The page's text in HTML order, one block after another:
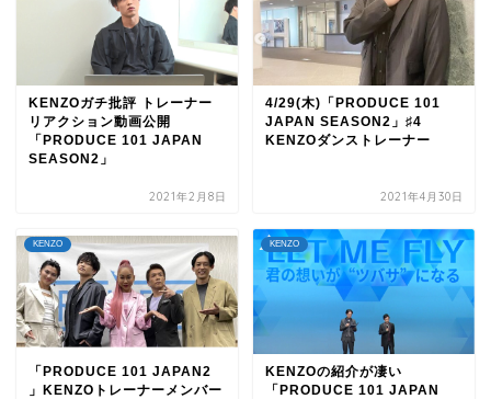
KENZOガチ批評 トレーナー
リアクション動画公開
「PRODUCE 101 JAPAN
SEASON2」
2021年2月8日
4/29(木)「PRODUCE 101
JAPAN SEASON2」♯4
KENZOダンストレーナー
2021年4月30日
KENZO
「PRODUCE 101 JAPAN2
」KENZOトレーナーメンバー
KENZO
KENZOの紹介が凄い
「PRODUCE 101 JAPAN